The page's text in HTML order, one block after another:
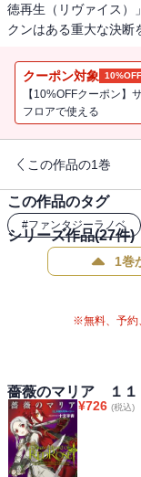
徳再生（リヴァイス）
クンはある重大な決断
クーポン対象 10%OFF
【10%OFFクーポン】
フロアで使える
この作品の1巻
この作品のタグ
#ファンタジーラノベ
シリーズ作品(27件)
1巻
※無料、予約
薔薇のマリア １１
¥726 (税込)